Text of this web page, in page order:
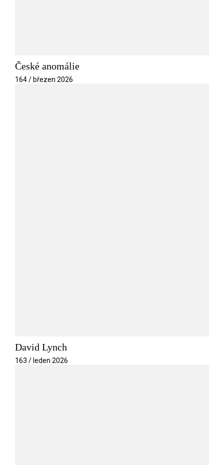
České anomálie
164 / březen 2026
David Lynch
163 / leden 2026